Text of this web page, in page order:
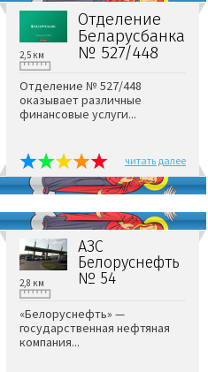
Отделение
Беларусбанка
№ 527/448
2,5 км
Отделение № 527/448
оказывает различные
финансовые услуги...
читать далее
АЗС
Белоруснефть
№ 54
2,8 км
«Белоруснефть» —
государственная нефтяная
компания...